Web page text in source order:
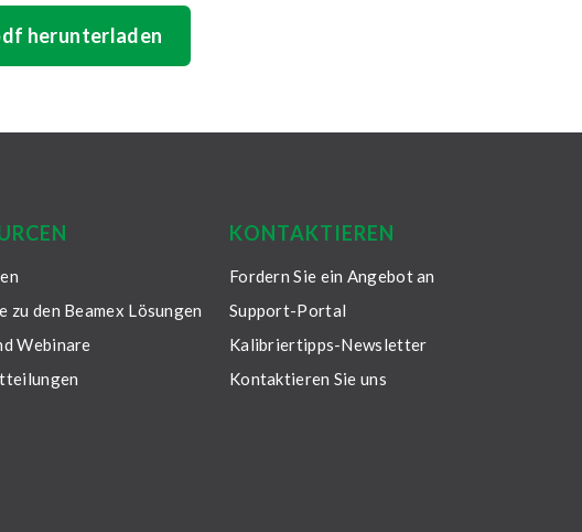
herunterladen
zu den Beamex Lösungen
Webinare
KONTAKTIEREN
Fordern Sie ein Angebot an
Support-Portal
Kalibriertipps-Newsletter
Kontaktieren Sie uns